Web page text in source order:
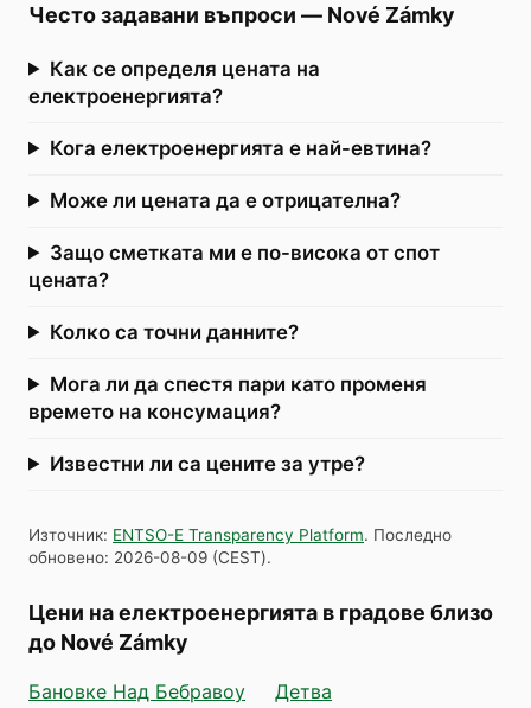
Често задавани въпроси — Nové Zámky
Как се определя цената на
електроенергията?
Кога електроенергията е най-евтина?
Може ли цената да е отрицателна?
Защо сметката ми е по-висока от спот
цената?
Колко са точни данните?
Мога ли да спестя пари като променя
времето на консумация?
Известни ли са цените за утре?
Източник: ENTSO-E Transparency Platform. Последно
обновено: 2026-08-09 (CEST).
Цени на електроенергията в градове близо
до Nové Zámky
Бановке Над Бебравоу
Детва